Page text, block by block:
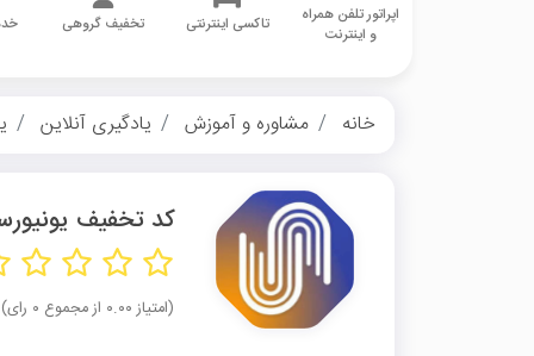
اپراتور تلفن همراه
و اینترنت
تاکسی اینترنتی تخفیف گروهی
خانه مشاوره و آموزش یادگیری آنلاین
کد تخفیف
(امتیاز ۰.۰۰ از مجموع ۰ رای)